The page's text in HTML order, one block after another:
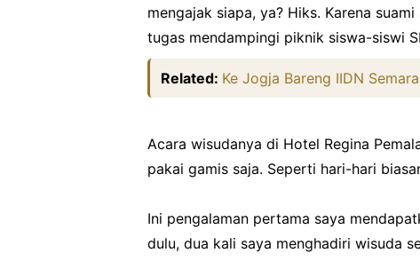
mengajak siapa, ya? Hiks. Karena
tugas mendampingi piknik siswa-siswi
Related: Ke Jogja Bareng IIDN
Acara wisudanya di Hotel Regina
pakai gamis saja. Seperti hari-hari
Ini pengalaman pertama saya
dulu, dua kali saya menghadiri wisuda